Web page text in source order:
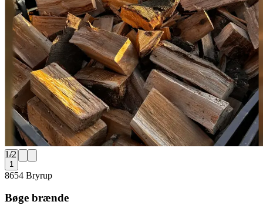
1/2
1
8654 Bryrup
Bøge brænde